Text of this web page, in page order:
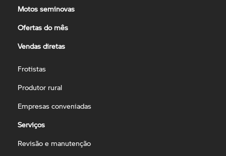
Motos seminovas
Ofertas do mês
Vendas diretas
Frotistas
Produtor rural
Empresas conveniadas
Serviços
Revisão e manutenção